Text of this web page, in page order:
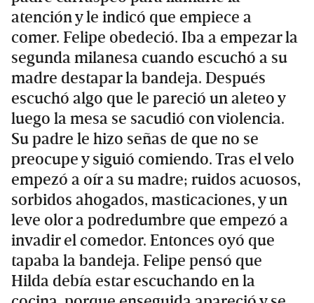
atención y le indicó que empiece a
comer. Felipe obedeció. Iba a empezar la
segunda milanesa cuando escuchó a su
madre destapar la bandeja. Después
escuchó algo que le pareció un aleteo y
luego la mesa se sacudió con violencia.
Su padre le hizo señas de que no se
preocupe y siguió comiendo. Tras el velo
empezó a oír a su madre; ruidos acuosos,
sorbidos ahogados, masticaciones, y un
leve olor a podredumbre que empezó a
invadir el comedor. Entonces oyó que
tapaba la bandeja. Felipe pensó que
Hilda debía estar escuchando en la